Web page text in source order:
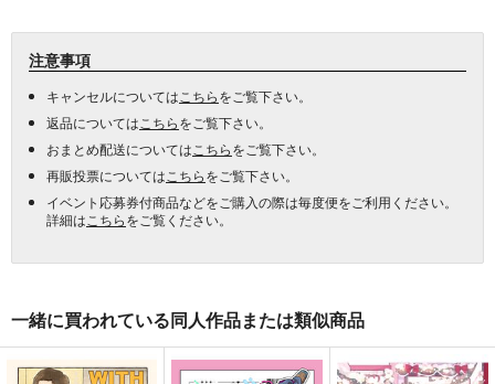
注意事項
キャンセルについては こちらをご覧下さい。
返品については こちらをご覧下さい。
おまとめ配送については こちらをご覧下さい。
再販投票については こちらをご覧下さい。
イベント応募券付商品などをご購入の際は毎度便をご利用ください。
詳細は こちらをご覧ください。
一緒に買われている同人作品または類似商品